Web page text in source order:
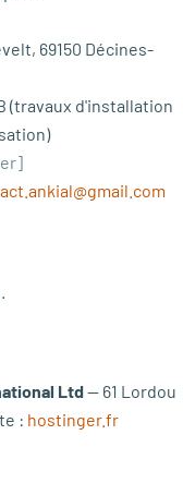
69150 Décines-
(travaux d'installation
Ltd— 61 Lordou
: hostinger.fr